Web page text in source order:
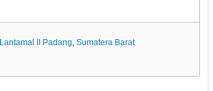
Lantamal II Padang,Sumatera Barat